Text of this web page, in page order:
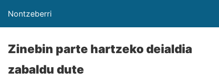
Nontzeberri
Zinebin parte hartzeko deialdia
zabaldu dute